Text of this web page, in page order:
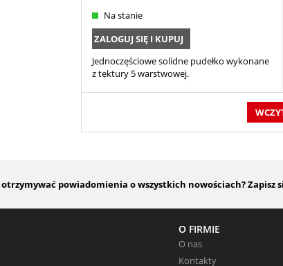
Na stanie
ZALOGUJ SIĘ I KUPUJ
Jednoczęściowe solidne pudełko wykonane
z tektury 5 warstwowej.
otrzymywać powiadomienia o wszystkich nowościach? Zapisz
O FIRMIE
O nas
Kontakty